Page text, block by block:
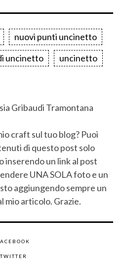
nuovi punti uncinetto
uncinetto uncinetto
Gribaudi Tramontana
craft sul tuo blog? Puoi
di questo post solo
inserendo un link al post
UNA SOLA foto e un
aggiungendo sempre un
mio articolo. Grazie.
TWITTER